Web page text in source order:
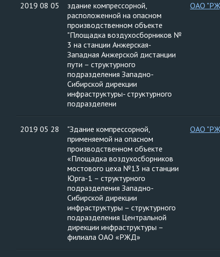
2019 08 05
здание компрессорной,
расположенной на опасном
производственном объекте
"Площадка воздухосборников №
3 на станции Анжерская-
Западная Анжерской дистанции
пути – структурного
подразделения Западно-
Сибирской дирекции
инфраструктуры- структурного
подразделени
ОАО
2019 05 28
"Здание компрессорной,
применяемой на опасном
производственном объекте
«Площадка воздухосборников
мостового цеха №13 на станции
Юрга-1 – структурного
подразделения Западно-
Сибирской дирекции
инфраструктуры – структурного
подразделения Центральной
дирекции инфраструктуры –
филиала ОАО «РЖД»
ОАО